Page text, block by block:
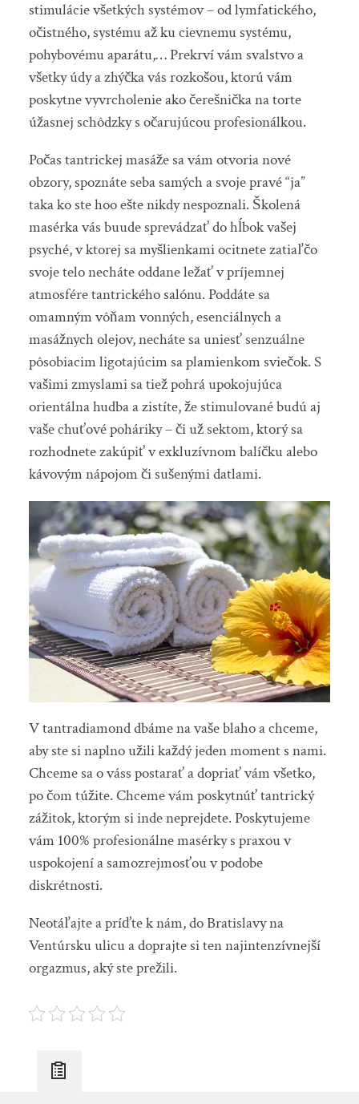
stimulácie všetkých systémov – od lymfatického,
očistného, systému až ku cievnemu systému,
pohybovému aparátu,… Prekrví vám svalstvo a
všetky údy a zhýčka vás rozkošou, ktorú vám
poskytne vyvrcholenie ako čerešnička na torte
úžasnej schôdzky s očarujúcou profesionálkou.
Počas tantrickej masáže sa vám otvoria nové
obzory, spoznáte seba samých a svoje pravé “ja”
taka ko ste hoo ešte nikdy nespoznali. Školená
masérka vás buude sprevádzať do hĺbok vašej
psyché, v ktorej sa myšlienkami ocitnete zatiaľčo
svoje telo necháte oddane ležať v príjemnej
atmosfére tantrického salónu. Poddáte sa
omamným vôňam vonných, esenciálnych a
masážnych olejov, necháte sa uniesť senzuálne
pôsobiacim ligotajúcim sa plamienkom sviečok. S
vašimi zmyslami sa tiež pohrá upokojujúca
orientálna hudba a zistíte, že stimulované budú aj
vaše chuťové poháriky – či už sektom, ktorý sa
rozhodnete zakúpiť v exkluzívnom balíčku alebo
kávovým nápojom či sušenými datlami.
V tantradiamond dbáme na vaše blaho a chceme,
aby ste si naplno užili každý jeden moment s nami.
Chceme sa o váss postarať a dopriať vám všetko,
po čom túžite. Chceme vám poskytnúť tantrický
zážitok, ktorým si inde neprejdete. Poskytujeme
vám 100% profesionálne masérky s praxou v
uspokojení a samozrejmosťou v podobe
diskrétnosti.
Neotáľajte a príďte k nám, do Bratislavy na
Ventúrsku ulicu a doprajte si ten najintenzívnejší
orgazmus, aký ste prežili.